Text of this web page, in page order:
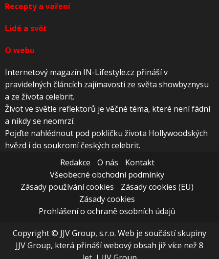
Recepty a vaření
Lidé a svět
O webu
Internetový magazín IN-Lifestyle.cz přináší v
pravidelných článcích zajímavosti ze světa showbyznysu
a ze života celebrit.
Život ve světle reflektorů je věčné téma, které není fádní
a nikdy se neomrzí.
Pojďte nahlédnout pod pokličku života Hollywoodských
hvězd i do soukromí českých celebrit.
Redakce
O nás
Kontakt
Všeobecné obchodní podmínky
Zásady používání cookies
Zásady cookies (EU)
Zásady cookies
Prohlášení o ochraně osobních údajů
Copyright © JJV Group, s.r.o. Web je součástí skupiny
JJV Group, která přináší webový obsah již více než 8